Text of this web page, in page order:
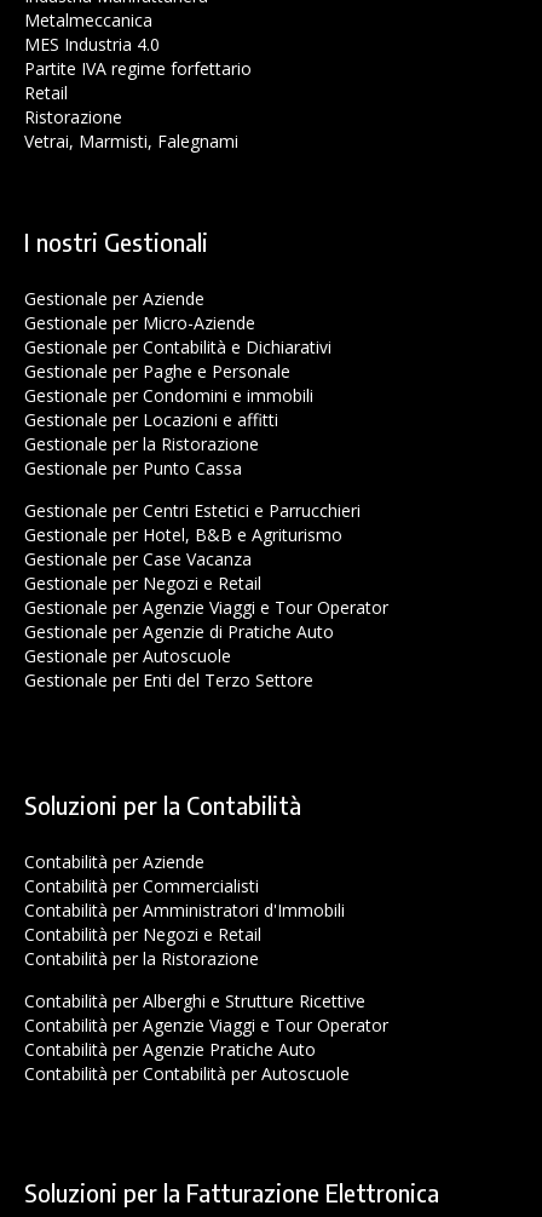
Metalmeccanica
MES Industria 4.0
Partite IVA regime forfettario
Retail
Ristorazione
Vetrai, Marmisti, Falegnami
I nostri Gestionali
Gestionale per Aziende
Gestionale per Micro-Aziende
Gestionale per Contabilità e Dichiarativi
Gestionale per Paghe e Personale
Gestionale per Condomini e immobili
Gestionale per Locazioni e affitti
Gestionale per la Ristorazione
Gestionale per Punto Cassa
Gestionale per Centri Estetici e Parrucchieri
Gestionale per Hotel, B&B e Agriturismo
Gestionale per Case Vacanza
Gestionale per Negozi e Retail
Gestionale per Agenzie Viaggi e Tour Operator
Gestionale per Agenzie di Pratiche Auto
Gestionale per Autoscuole
Gestionale per Enti del Terzo Settore
Soluzioni per la Contabilità
Contabilità per Aziende
Contabilità per Commercialisti
Contabilità per Amministratori d'Immobili
Contabilità per Negozi e Retail
Contabilità per la Ristorazione
Contabilità per Alberghi e Strutture Ricettive
Contabilità per Agenzie Viaggi e Tour Operator
Contabilità per Agenzie Pratiche Auto
Contabilità per Contabilità per Autoscuole
Soluzioni per la Fatturazione Elettronica